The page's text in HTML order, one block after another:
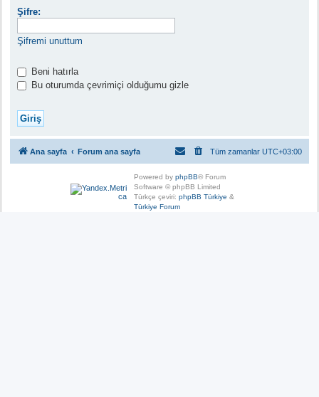
Şifre:
Şifremi unuttum
Beni hatırla
Bu oturumda çevrimiçi olduğumu gizle
Ana sayfa Forum ana sayfa Tüm zamanlar UTC+03:00
Powered by phpBB® Forum
Software © phpBB Limited
Türkçe çeviri: phpBB Türkiye &
Türkiye Forum